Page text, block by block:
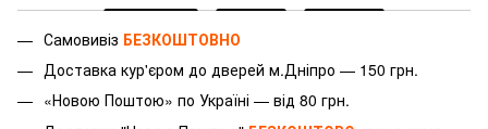
Самовивіз БЕЗКОШТОВНО
Доставка кур'єром до дверей м.Дніпро — 150 грн.
«Новою Поштою» по Україні — від 80 грн.